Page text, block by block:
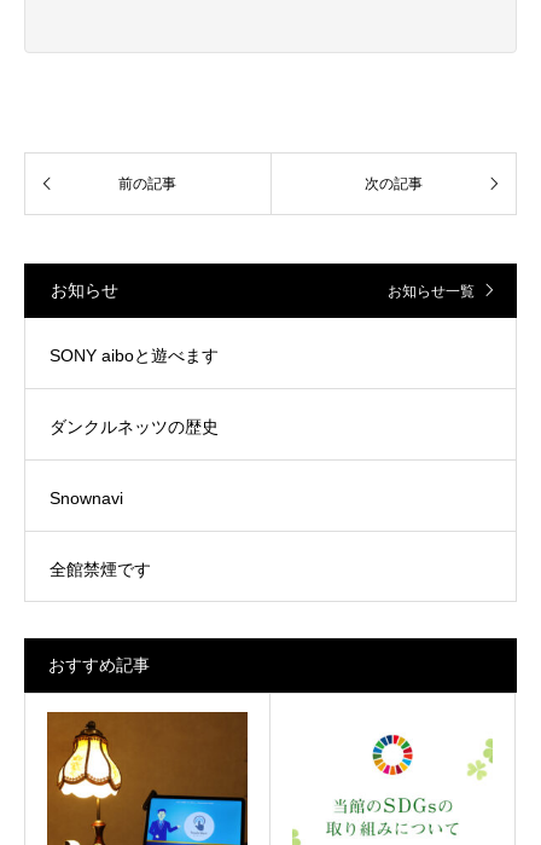
お知らせ お知らせ一覧
SONY aiboと遊べます
ダンクルネッツの歴史
Snownavi
全館禁煙です
おすすめ記事